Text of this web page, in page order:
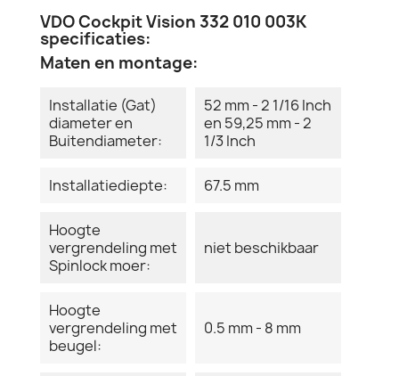
VDO Cockpit Vision 332 010 003K
specificaties:
Maten en montage:
Installatie (Gat)
diameter en
Buitendiameter:
52 mm - 2 1/16 Inch
en 59,25 mm - 2
1/3 Inch
Installatiediepte: 67.5 mm
Hoogte
vergrendeling met
Spinlock moer:
niet beschikbaar
Hoogte
vergrendeling met
beugel:
0.5 mm - 8 mm